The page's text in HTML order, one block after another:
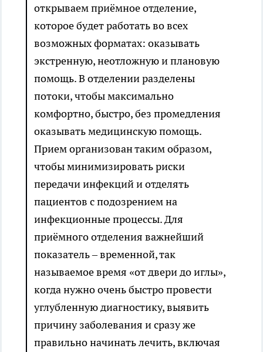
открываем приёмное отделение,
которое будет работать во всех
возможных форматах: оказывать
экстренную, неотложную и плановую
помощь. В отделении разделены
потоки, чтобы максимально
комфортно, быстро, без промедления
оказывать медицинскую помощь.
Прием организован таким образом,
чтобы минимизировать риски
передачи инфекций и отделять
пациентов с подозрением на
инфекционные процессы. Для
приёмного отделения важнейший
показатель – временной, так
называемое время «от двери до иглы»,
когда нужно очень быстро провести
углубленную диагностику, выявить
причину заболевания и сразу же
правильно начинать лечить, включая